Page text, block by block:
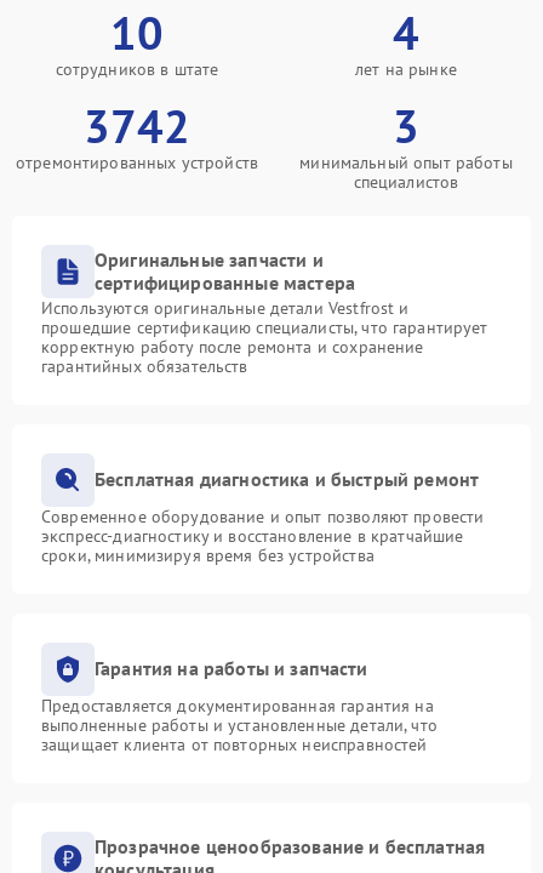
10
сотрудников в штате
4
лет на рынке
3742
отремонтированных устройств
3
минимальный опыт работы
специалистов
Оригинальные запчасти и
сертифицированные мастера
Используются оригинальные детали Vestfrost и
прошедшие сертификацию специалисты, что гарантирует
корректную работу после ремонта и сохранение
гарантийных обязательств
Бесплатная диагностика и быстрый ремонт
Современное оборудование и опыт позволяют провести
экспресс-диагностику и восстановление в кратчайшие
сроки, минимизируя время без устройства
Гарантия на работы и запчасти
Предоставляется документированная гарантия на
выполненные работы и установленные детали, что
защищает клиента от повторных неисправностей
Прозрачное ценообразование и бесплатная